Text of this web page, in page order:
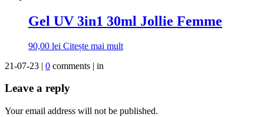
Gel UV 3in1 30ml Jollie Femme
90,00 lei Citește mai mult
21-07-23 | 0 comments | in
Leave a reply
Your email address will not be published.